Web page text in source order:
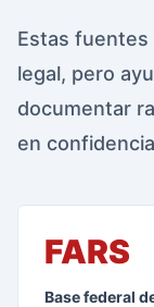
Estas fuentes
legal, pero
documentar
en
FARS
Base federal